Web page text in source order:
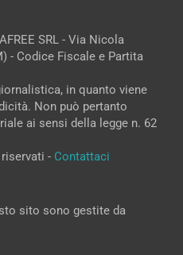
SRL - Via Nicola
- Codice Fiscale e Partita
in quanto viene
Non può pertanto
ai sensi della legge n. 62
- Contattaci
sito sono gestite da